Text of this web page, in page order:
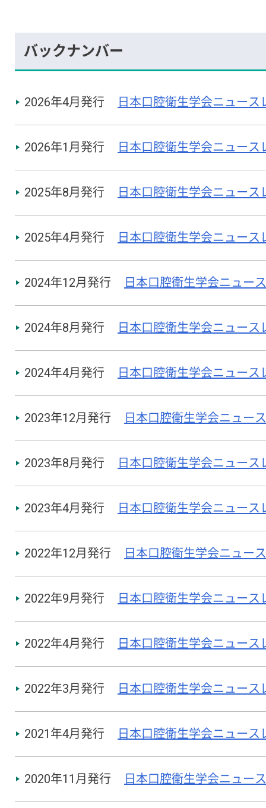
バックナンバー
2026年4月発行 日本口腔衛生学会ニュース
2026年1月発行 日本口腔衛生学会ニュース
2025年8月発行 日本口腔衛生学会ニュース
2025年4月発行 日本口腔衛生学会ニュース
2024年12月発行 日本口腔衛生学会ニュー
2024年8月発行 日本口腔衛生学会ニュース
2024年4月発行 日本口腔衛生学会ニュース
2023年12月発行 日本口腔衛生学会ニュー
2023年8月発行 日本口腔衛生学会ニュース
2023年4月発行 日本口腔衛生学会ニュース
2022年12月発行 日本口腔衛生学会ニュー
2022年9月発行 日本口腔衛生学会ニュース
2022年4月発行 日本口腔衛生学会ニュース
2022年3月発行 日本口腔衛生学会ニュース
2021年4月発行 日本口腔衛生学会ニュース
2020年11月発行 日本口腔衛生学会ニュー